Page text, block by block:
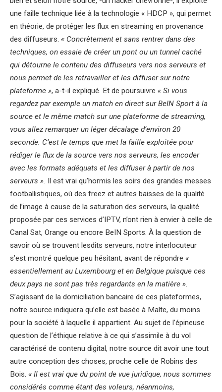
une faille technique liée à la technologie « HDCP », qui permet
en théorie, de protéger les flux en streaming en provenance
des diffuseurs. « Concrètement et sans rentrer dans des
techniques, on essaie de créer un pont ou un tunnel caché
qui détourne le contenu des diffuseurs vers nos serveurs et
nous permet de les retravailler et les diffuser sur notre
plateforme », a-t-il expliqué. Et de poursuivre « Si vous
regardez par exemple un match en direct sur BeIN Sport à la
source et le même match sur une plateforme de streaming,
vous allez remarquer un léger décalage d’environ 20
seconde. C’est le temps que met la faille exploitée pour
rédiger le flux de la source vers nos serveurs, les encoder
avec les formats adéquats et les diffuser à partir de nos
serveurs ». Il est vrai qu’hormis les soirs des grandes messes
footballistiques, où des freez et autres baisses de la qualité
de l’image à cause de la saturation des serveurs, la qualité
proposée par ces services d’IPTV, n’ont rien à envier à celle de
Canal Sat, Orange ou encore BeIN Sports. À la question de
savoir où se trouvent lesdits serveurs, notre interlocuteur
s’est montré quelque peu hésitant, avant de répondre «
essentiellement au Luxembourg et en Belgique puisque ces
deux pays ne sont pas très regardants en la matière ».
S’agissant de la domiciliation bancaire de ces plateformes,
notre source indiquera qu’elle est basée à Malte, du moins
pour la société à laquelle il appartient. Au sujet de l’épineuse
question de l’éthique relative à ce qui s’assimile à du vol
caractérisé de contenu digital, notre source dit avoir une tout
autre conception des choses, proche celle de Robins des
Bois. « Il est vrai que du point de vue juridique, nous sommes
considérés comme étant des voleurs, néanmoins,